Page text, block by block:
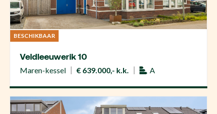
BESCHIKBAAR
Veldleeuwerik 10
Maren-kessel € 639.000,- k.k. A